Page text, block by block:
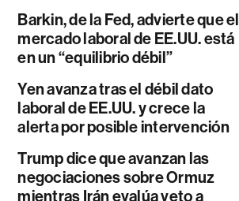
Barkin, de la Fed, advierte que el
mercado laboral de EE.UU. está
en un “equilibrio débil”
Yen avanza tras el débil dato
laboral de EE.UU. y crece la
alerta por posible intervención
Trump dice que avanzan las
negociaciones sobre Ormuz
mientras Irán evalúa veto a